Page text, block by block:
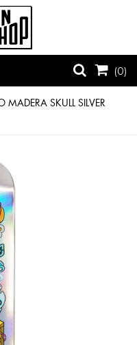
(0)
MADERA SKULL SILVER